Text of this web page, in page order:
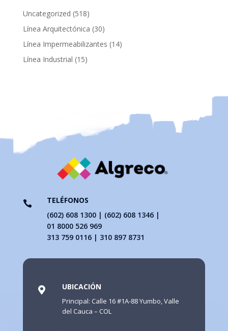
Uncategorized 518518
productos
Línea Arquitectónica 3030
productos
Línea Impermeabilizantes 1414
Línea Industrial 1515

TELÉFONOS
(602) 608 1300 | (602) 608 1346 |
01 8000 526 969
313 759 0116 | 310 897 8731
 UBICACIÓN
Principal: Calle 16 #1A-88 Yumbo, Valle
del Cauca – COL